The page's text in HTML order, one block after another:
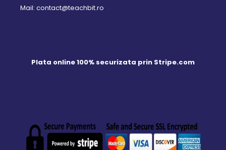
Mail: contact@teachbit.ro
Plata online 100% securizata prin Stripe.com